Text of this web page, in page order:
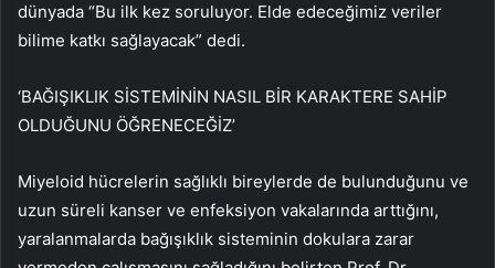
dünyada “Bu ilk kez soruluyor. Elde edeceğimiz veriler
bilime katkı sağlayacak” dedi.
‘BAĞIŞIKLIK SİSTEMİNİN NASIL BİR KARAKTERE SAHİP
OLDUĞUNU ÖĞRENECEĞİZ’
Miyeloid hücrelerin sağlıklı bireylerde de bulunduğunu ve
uzun süreli kanser ve enfeksiyon vakalarında arttığını,
yaralanmalarda bağışıklık sisteminin dokulara zarar